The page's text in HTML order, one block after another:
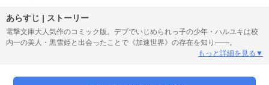
あらすじ | ストーリー
電撃文庫大人気作のコミック版。デブでいじめられっ子の少年・ハルユキは校
内一の美人・黒雪姫と出会ったことで《加速世界》の存在を知り――。
もっと詳細を見る▼